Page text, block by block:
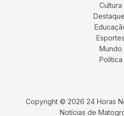
Cultura
Esportes
Mundo
Política
Copyright © 2026 24 Horas
Notícias de